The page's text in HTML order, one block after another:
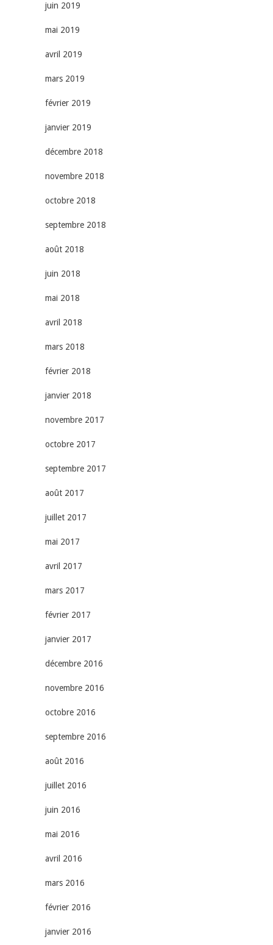
juin 2019
mai 2019
avril 2019
mars 2019
février 2019
janvier 2019
décembre 2018
novembre 2018
octobre 2018
septembre 2018
août 2018
juin 2018
mai 2018
avril 2018
mars 2018
février 2018
janvier 2018
novembre 2017
octobre 2017
septembre 2017
août 2017
juillet 2017
mai 2017
avril 2017
mars 2017
février 2017
janvier 2017
décembre 2016
novembre 2016
octobre 2016
septembre 2016
août 2016
juillet 2016
juin 2016
mai 2016
avril 2016
mars 2016
février 2016
janvier 2016